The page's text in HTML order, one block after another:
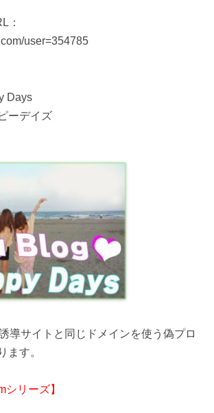
：
user=354785
Days
ーデイズ
導サイトと同じドメインを使う偽プロ
ます。
シリーズ】